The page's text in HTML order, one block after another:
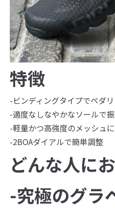
特徴
-ビンディングタイプでペダ
-適度なしなやかなソールで
-軽量かつ高強度のメッシュ
-2BOAダイアルで簡単調整
どんな人に
-究極のグラ